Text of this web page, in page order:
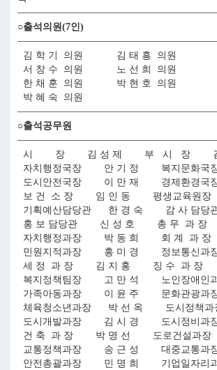
○출석의원(7인)
김 학 기 의원 김 태 흥 의원
서 창 수 의원 노 선 희 의원
한 채 훈 의원 박 현 호 의원
박 혜 숙 의원
○출석공무원
시 장 김 성 제 부 시 장 김
자치행정국장 안 기 정 복지문화
도시안전국장 이 만 재 경제환경
보 건 소 장 임 인 동 평생교육원
기획예산담당관 한 경 숙 감 사 담
홍 보 담당관 신 성 호 총 무 과 장
자치행정과장 박 동 희 회 계 과
민원지적과장 홍 미 경 정보통신
세 정 과 장 김 지 홍 징 수 과 장
복지정책팀장 고 만 석 노인장애인
가족아동과장 이 윤 주 문화관광
체육청소년과장 박 선 옥 도시정책
도시개발과장 김 시 경 도시정비
건 축 과 장 박 명 선 도로건설과
교통정책과장 송 근 성 대중교통
안전총괄과장 민 명 희 기업일자리